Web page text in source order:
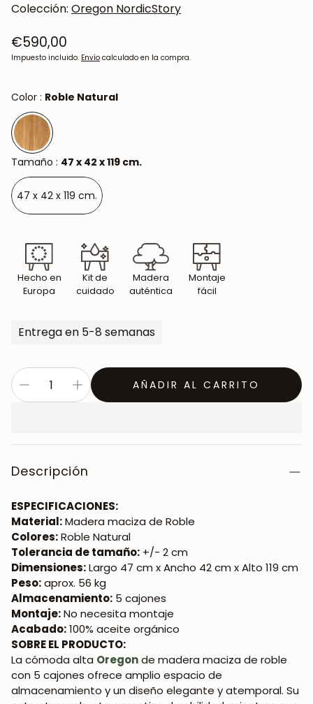
Colección: Oregon NordicStory
Precio
regular
€590,00
Impuesto incluido. Envío calculado en la compra.
Color : Roble Natural
Tamaño : 47 x 42 x 119 cm.
47 x 42 x 119 cm.
Hecho en
Europa
Kit de
cuidado
Madera
auténtica
Montaje
fácil
Entrega en 5-8 semanas
AÑADIR AL CARRITO
Descripción
ESPECIFICACIONES:
Material:Madera maciza de Roble
Colores:Roble Natural
Tolerancia de tamaño: +/- 2 cm
Dimensiones:Largo 47 cm x Ancho 42 cm x Alto 119 cm
Peso:aprox. 56 kg
Almacenamiento: 5 cajones
Montaje:No necesita montaje
Acabado:100% aceite orgánico
SOBRE EL PRODUCTO:
La cómoda alta Oregonde madera maciza de roble
con 5 cajones ofrece amplio espacio de
almacenamiento y un diseño elegante y atemporal. Su